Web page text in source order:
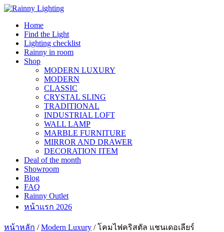
Skip
contentHome
Find the Light
Lighting checklist
Rainny in room
Shop
MODERN LUXURY
MODERN
CLASSIC
CRYSTAL SLING
TRADITIONAL
INDUSTRIAL LOFT
WALL LAMP
MARBLE FURNITURE
MIRROR AND DRAWER
DECORATION ITEM
Deal of the month
Showroom
Blog
FAQ
Rainny Outlet
หน้าแรก 2026
หน้าหลัก /Modern Luxury / โคมไฟคริสตัล แชนเดอเลียร์